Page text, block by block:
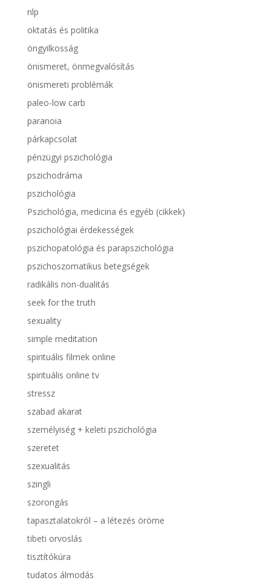
nlp
oktatás és politika
öngyilkosság
önismeret, önmegvalósítás
önismereti problémák
paleo-low carb
paranoia
párkapcsolat
pénzügyi pszichológia
pszichodráma
pszichológia
Pszichológia, medicina és egyéb (cikkek)
pszichológiai érdekességek
pszichopatológia és parapszichológia
pszichoszomatikus betegségek
radikális non-dualitás
seek for the truth
sexuality
simple meditation
spirituális filmek online
spirituális online tv
stressz
szabad akarat
személyiség + keleti pszichológia
szeretet
szexualitás
szingli
szorongás
tapasztalatokról – a létezés öröme
tibeti orvoslás
tisztítókúra
tudatos álmodás